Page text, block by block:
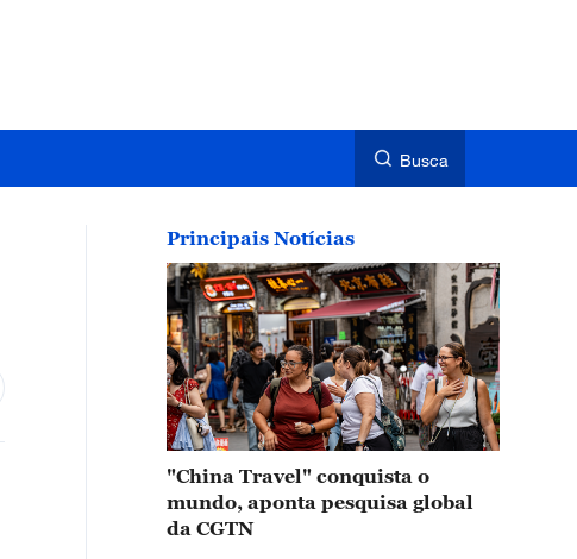
Busca
Principais Notícias
"China Travel" conquista o
mundo, aponta pesquisa global
da CGTN